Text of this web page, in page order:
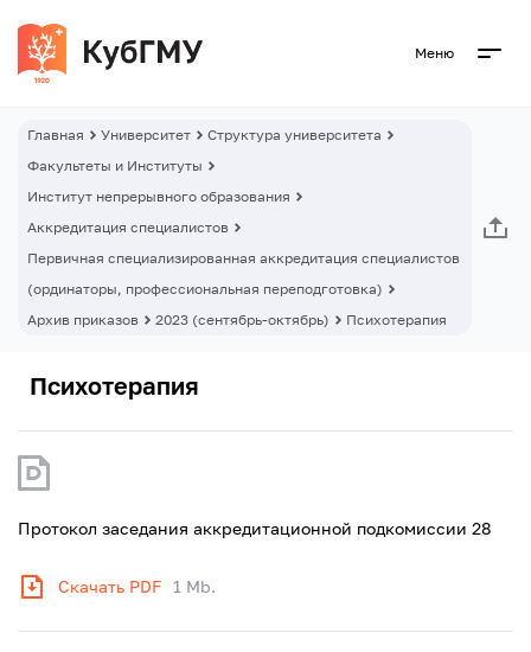
Меню
Главная Университет
Структура университета
Факультеты и Институты
Институт непрерывного образования
Аккредитация специалистов
Первичная специализированная аккредитация специалистов
(ординаторы, профессиональная переподготовка)
Архив приказов
2023 (сентябрь-октябрь) Психотерапия
Психотерапия
Протокол заседания аккредитационной подкомиссии 28
Скачать PDF 1 Mb.